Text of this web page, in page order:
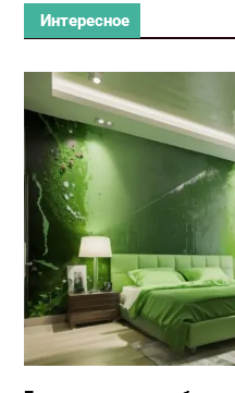
Интересное